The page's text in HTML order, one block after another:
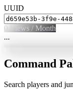
UUID
0 Views / Month
...
Command
Search players and